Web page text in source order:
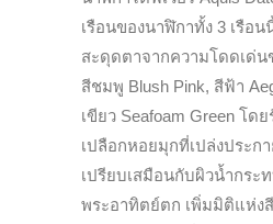
เรือนของนาฬิกาทั้ง 3 เรือ
สะดุดตาจากความโดดเด่
สีชมพู Blush Pink, สีฟ้า
เขียว Seafoam Green โด
เปลือกหอยมุกที่เปล่งประก
เปรียบเสมือนกับผิวน้ำกระ
พระอาทิตย์ตก เพิ่มมิติแห่ง